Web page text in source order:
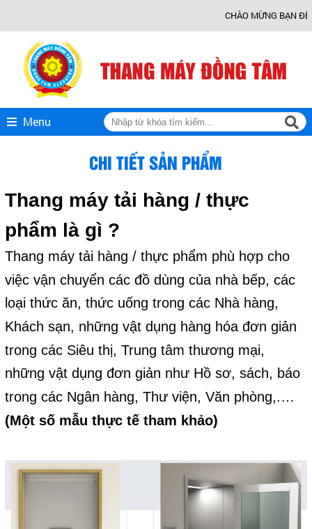
CHÀO MỪNG BẠN ĐẾN VỚI THANG MÁY
Menu
CHI TIẾT SẢN PHẨM
Thang máy tải hàng / thực
phẩm là gì ?
Thang máy tải hàng / thực phẩm phù hợp cho
việc vận chuyển các đồ dùng của nhà bếp, các
loại thức ăn, thức uống trong các Nhà hàng,
Khách sạn, những vật dụng hàng hóa đơn giản
trong các Siêu thị, Trung tâm thương mại,
những vật dụng đơn giản như Hồ sơ, sách, báo
trong các Ngân hàng, Thư viện, Văn phòng,.…
(Một số mẫu thực tế tham khảo)